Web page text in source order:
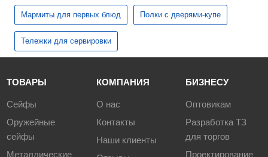
Мармиты для первых блюд Полки с дверями-купе
Тележки для сервировки
ТОВАРЫ
Сейфы
Оружейные
сейфы
Металлические
КОМПАНИЯ
О нас
Контакты
Наши клиенты
БИЗНЕСУ
Оптовикам
Разработка ТЗ
для торгов
Проектирование